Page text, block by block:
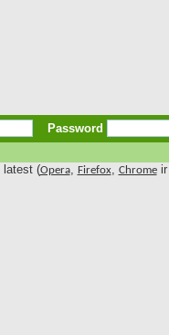
Password
latest (Opera, Firefox, Chromeir